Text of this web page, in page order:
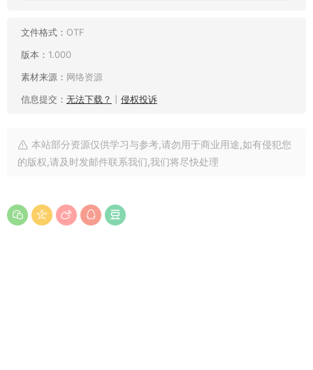
文件格式： OTF
版本： 1.000
素材来源： 网络资源
信息提交： 无法下载？ 侵权投诉
本站部分资源仅供学习与参考,请勿用于商业用途,如有侵犯您
的版权,请及时发邮件联系我们,我们将尽快处理